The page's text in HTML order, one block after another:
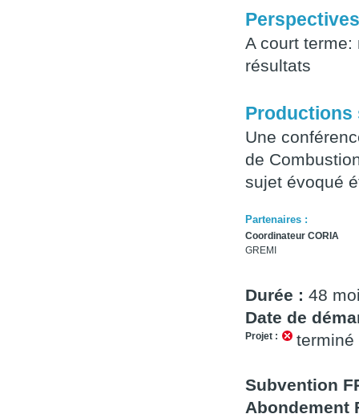
Perspectives
A court
résultats
Productions
Une
de
sujet évoqué
Partenaires :
Coordinateur CORIA
GREMI
Durée : 48
Date de
Projet : terminé
Subvention
Abondement